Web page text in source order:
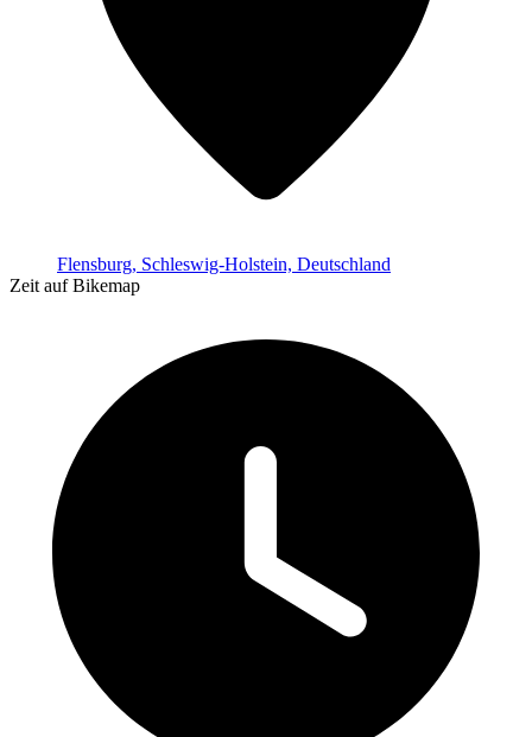
Flensburg, Schleswig-Holstein, Deutschland
Zeit auf Bikemap